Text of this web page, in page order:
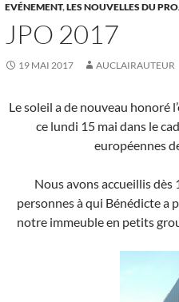
EVÉNEMENT,LES NOUVELLES DU
JPO 2017
19 MAI 2017 AUCLAIRAUTEUR
Le soleil a de nouveau honoré
ce lundi 15 mai dans le
européennes
Nous avons accueillis
personnes à qui Bénédicte a
notre immeuble en petits